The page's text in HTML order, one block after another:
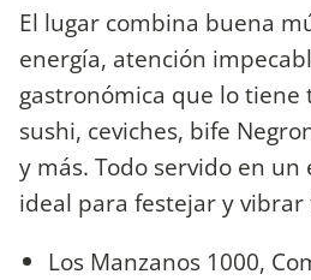
El lugar combina buena
energía, atención
gastronómica que lo tiene
sushi, ceviches, bife
y más. Todo servido en
ideal para festejar y vibrar
Los Manzanos 1000,